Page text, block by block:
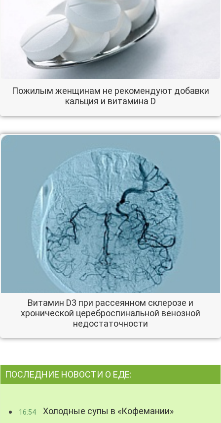
Пожилым женщинам не рекомендуют добавки
кальция и витамина D
Витамин D3 при рассеянном склерозе и
хронической цереброспинальной венозной
недостаточности
ПОСЛЕДНИЕ НОВОСТИ О ЕДЕ:
16:54 Холодные супы в «Кофемании»